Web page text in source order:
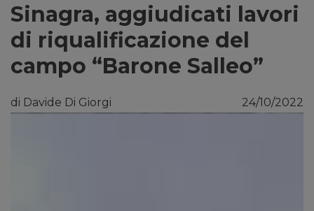
Sinagra, aggiudicati lavori
di riqualificazione del
campo “Barone Salleo”
di Davide Di Giorgi 24/10/2022